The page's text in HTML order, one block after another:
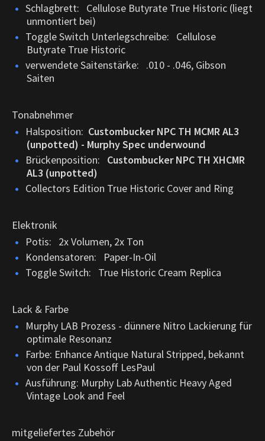
Schlagbrett: Cellulose Butyrate True Historic (liegt
unmontiert bei)
Toggle Switch Unterlegschreibe: Cellulose
Butyrate True Historic
verwendete Saitenstärke: .010 - .046, Gibson
Saiten
Tonabnehmer
Halsposition: Custombucker NPC TH MCMR AL3
(unpotted) - Murphy Spec underwound
Brückenposition: Custombucker NPC TH XHCMR
AL3 (unpotted)
Collectors Edition True Historic Cover and Ring
Elektronik
Potis: 2x Volumen, 2x Ton
Kondensatoren: Paper-In-Oil
Toggle Switch: True Historic Cream Replica
Lack & Farbe
Murphy LAB Prozess - dünnere Nitro Lackierung für
optimale Resonanz
Farbe: Enhance Antique Natural Stripped, bekannt
von der Paul Kossoff LesPaul
Ausführung: Murphy Lab Authentic Heavy Aged
Vintage Look and Feel
mitgeliefertes Zubehör